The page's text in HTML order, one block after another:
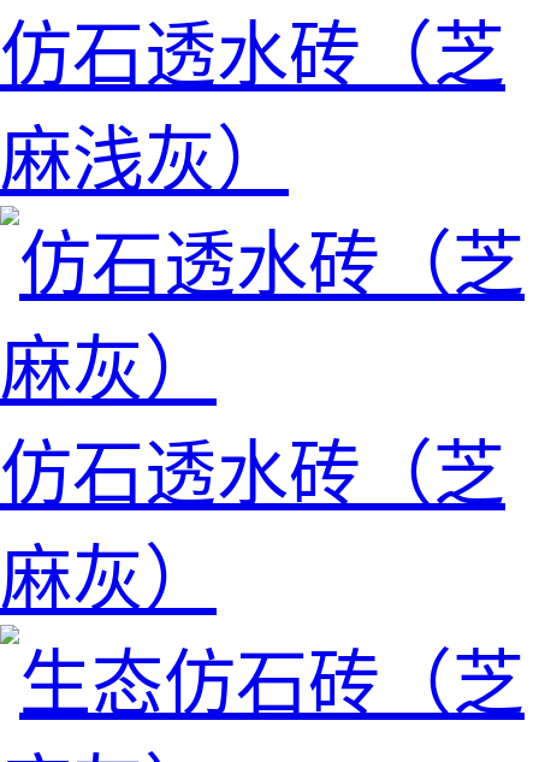
仿石透水砖（芝
麻浅灰）
仿石透水砖（芝
麻灰）